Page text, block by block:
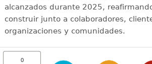
alcanzados durante 2025,
construir junto a colaboradores,
organizaciones y comunidades.
0